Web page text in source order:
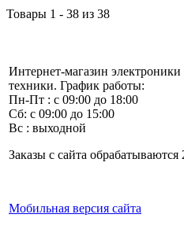
Товары 1 - 38 из 38
Интернет-магазин
техники. График работы:
Пн-Пт : с 09:00 до 18:00
Сб: с 09:00 до 15:00
Вс : выходной
Заказы с сайта обрабатываются
Мобильная версия сайта